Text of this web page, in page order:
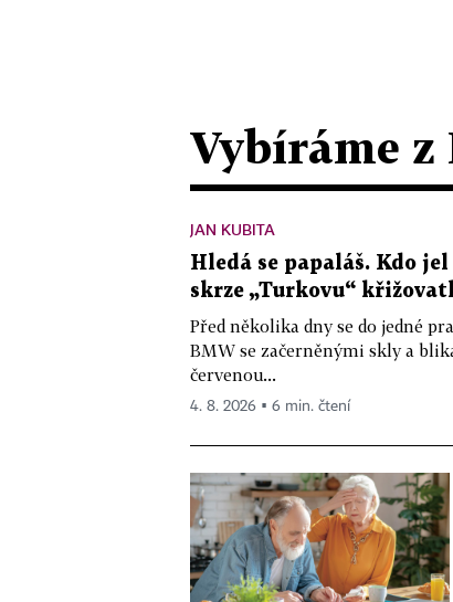
Vybíráme z
JAN KUBITA
Hledá se papaláš. Kdo
skrze „Turkovu“
Před několika dny se do jedné
BMW se začerněnými skly a
červenou...
4. 8. 2026 ▪ 6 min. čtení